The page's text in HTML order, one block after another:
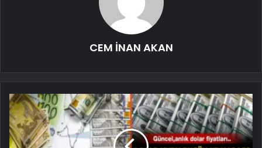
CEM İNAN AKAN